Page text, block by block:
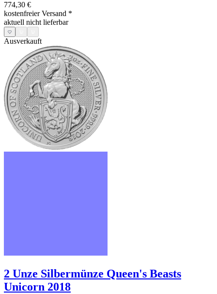
774,30 €
kostenfreier Versand *
aktuell nicht lieferbar
Ausverkauft
2 Unze Silbermünze Queen's Beasts
Unicorn 2018